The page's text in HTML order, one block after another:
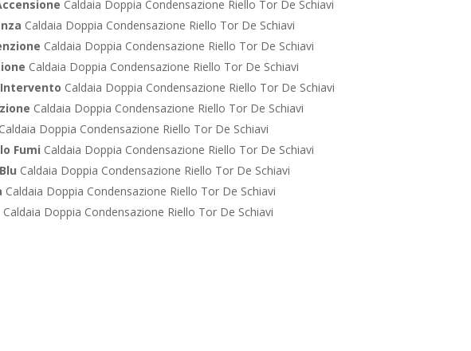
Caldaia Doppia Condensazione Riello Tor De Schiavi
Caldaia Doppia Condensazione Riello Tor De Schiavi
Caldaia Doppia Condensazione Riello Tor De Schiavi
Caldaia Doppia Condensazione Riello Tor De Schiavi
Caldaia Doppia Condensazione Riello Tor De Schiavi
Caldaia Doppia Condensazione Riello Tor De Schiavi
Caldaia Doppia Condensazione Riello Tor De Schiavi
Fumi Caldaia Doppia Condensazione Riello Tor De Schiavi
Caldaia Doppia Condensazione Riello Tor De Schiavi
Caldaia Doppia Condensazione Riello Tor De Schiavi
Caldaia Doppia Condensazione Riello Tor De Schiavi